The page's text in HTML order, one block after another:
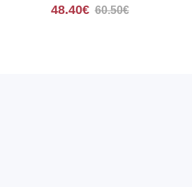
48.40€ 60.50€